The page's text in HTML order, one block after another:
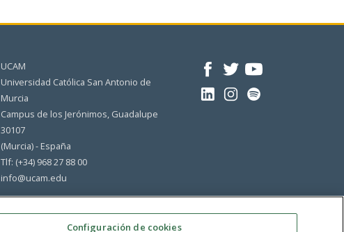
UCAM
Universidad Católica San Antonio de
Murcia
Campus de los Jerónimos, Guadalupe
30107
(Murcia) - España
Tlf: (+34) 968 27 88 00
info@ucam.edu
Configuración de cookies